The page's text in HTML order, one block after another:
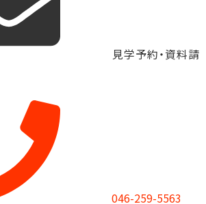
見学予約・資料請
046-259-5563